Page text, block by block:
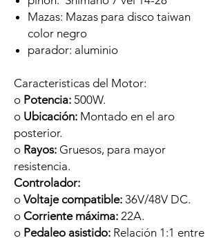
Mazas: Mazas para disco taiwan
color negro
parador: aluminio
Caracteristicas del Motor:
o Potencia: 500W.
o Ubicación: Montado en el aro
posterior.
o Rayos: Gruesos, para mayor
resistencia.
Controlador:
o Voltaje compatible: 36V/48V DC.
o Corriente máxima: 22A.
o Pedaleo asistido: Relación 1:1 entre